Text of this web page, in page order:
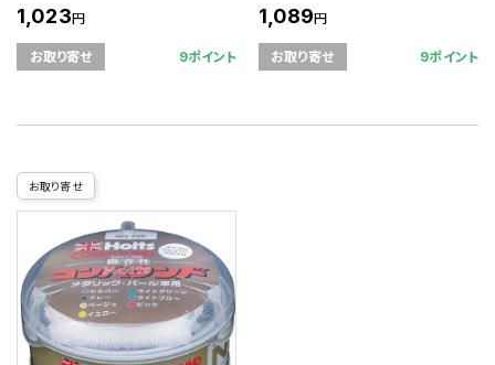
1,023円
お取り寄せ 9ポイント
1,089円
お取り寄せ 9ポイント
お取り寄せ